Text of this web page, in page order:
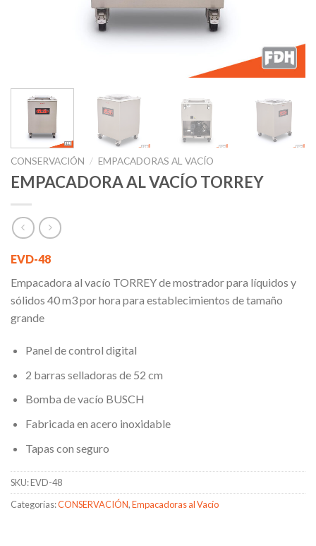
CONSERVACIÓN / EMPACADORAS AL VACÍO
EMPACADORA AL VACÍO TORREY
EVD-48
Empacadora al vacío TORREY de mostrador para líquidos y
sólidos 40 m3 por hora para establecimientos de tamaño
grande
Panel de control digital
2 barras selladoras de 52 cm
Bomba de vacío BUSCH
Fabricada en acero inoxidable
Tapas con seguro
SKU:EVD-48
Categorías:CONSERVACIÓN,Empacadoras al Vacío